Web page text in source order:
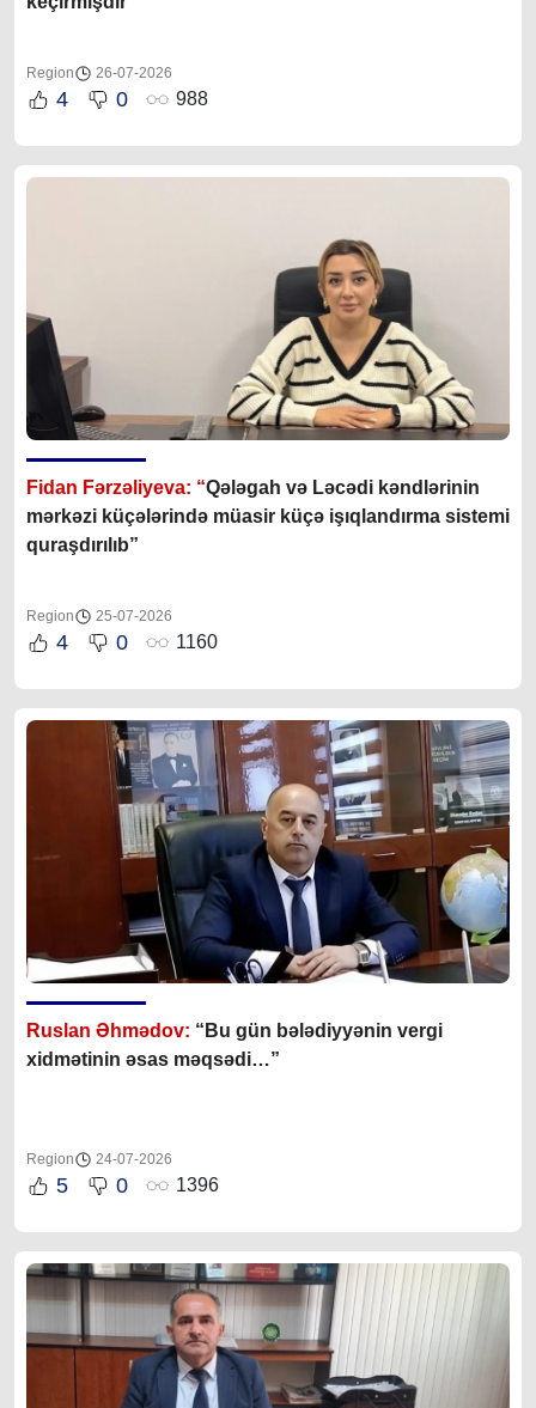
Region 26-07-2026
4 0 988
Fidan Fərzəliyeva: “Qələgah və Ləcədi kəndlərinin
mərkəzi küçələrində müasir küçə işıqlandırma sistemi
quraşdırılıb”
Region 25-07-2026
4 0 1160
Ruslan Əhmədov: “Bu gün bələdiyyənin vergi
xidmətinin əsas məqsədi…”
Region 24-07-2026
5 0 1396